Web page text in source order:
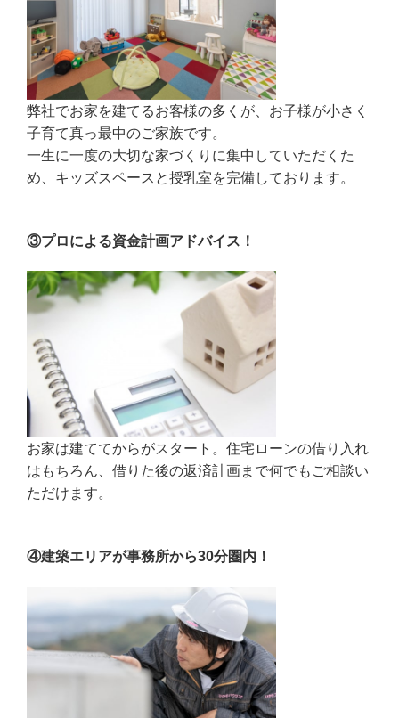
弊社でお家を建てるお客様の多くが、お子様が小さく
子育て真っ最中のご家族です。
一生に一度の大切な家づくりに集中していただくた
め、キッズスペースと授乳室を完備しております。
③プロによる資金計画アドバイス！
お家は建ててからがスタート。住宅ローンの借り入れ
はもちろん、借りた後の返済計画まで何でもご相談い
ただけます。
④建築エリアが事務所から30分圏内！